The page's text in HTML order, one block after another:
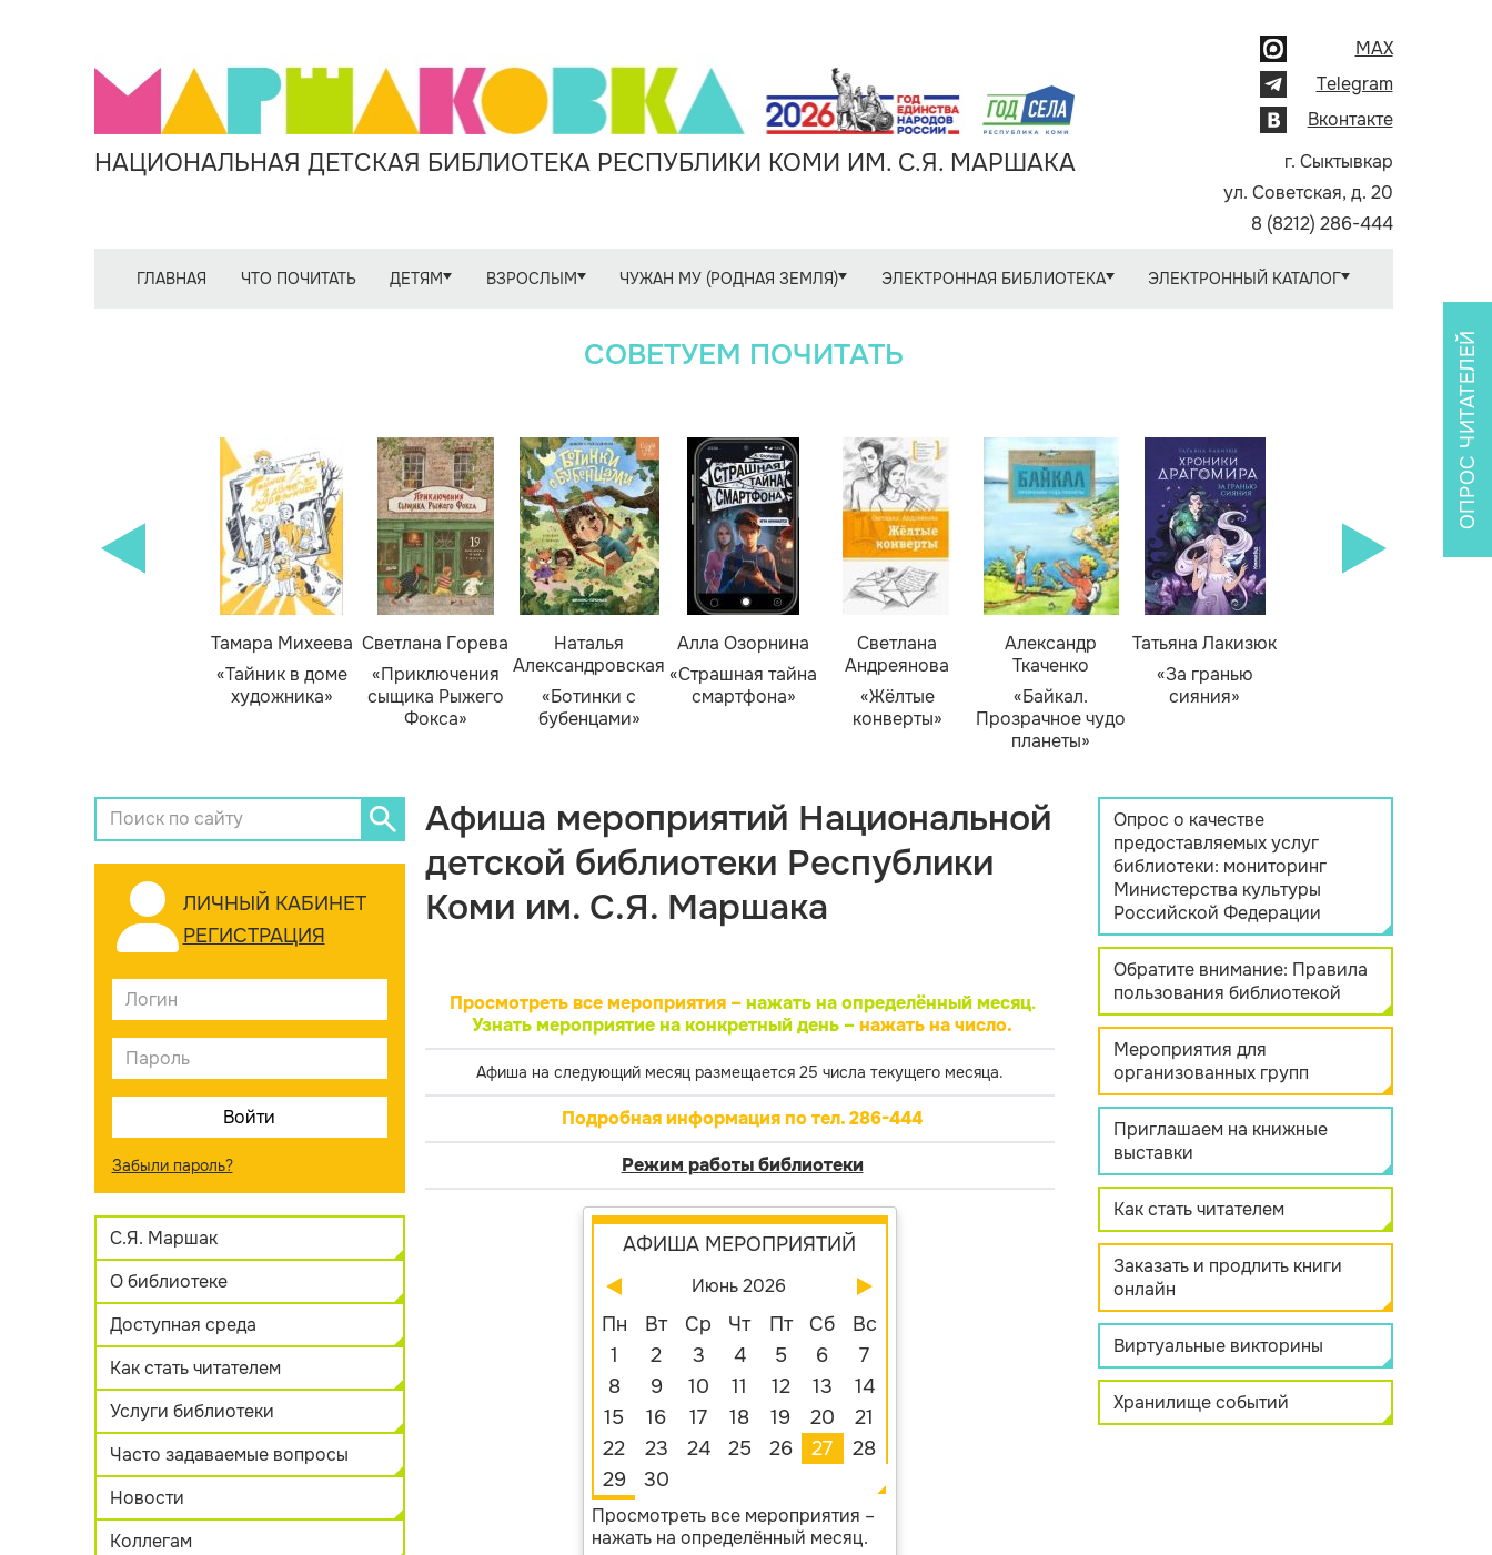
НАЦИОНАЛЬНАЯ ДЕТСКАЯ БИБЛИОТЕКА РЕСПУБЛИКИ КОМИ ИМ. С.Я. МАРШАКА
MAX
Telegram
Вконтакте
г. Сыктывкар
ул. Советская, д. 20
8 (8212) 286-444
ГЛАВНАЯ ЧТО ПОЧИТАТЬ ДЕТЯМ ВЗРОСЛЫМ ЧУЖАН МУ (РОДНАЯ ЗЕМЛЯ) ЭЛЕКТРОННАЯ БИБЛИОТЕКА ЭЛЕКТРОННЫЙ КАТАЛОГ
СОВЕТУЕМ ПОЧИТАТЬ
Тамара Михеева
«Тайник в доме
художника»
Светлана Горева
«Приключения
сыщика Рыжего
Фокса»
Наталья
Александровская
«Ботинки с
бубенцами»
Алла Озорнина
«Страшная тайна
смартфона»
Светлана
Андреянова
«Жёлтые
конверты»
Александр
Ткаченко
«Байкал.
Прозрачное чудо
планеты»
Татьяна Лакизюк
«За гранью
сияния»
ЛИЧНЫЙ КАБИНЕТ
РЕГИСТРАЦИЯ
Забыли пароль?
С.Я. Маршак
О библиотеке
Доступная среда
Как стать читателем
Услуги библиотеки
Часто задаваемые вопросы
Новости
Коллегам
Афиша мероприятий Национальной
детской библиотеки Республики
Коми им. С.Я. Маршака
Просмотреть все мероприятия – нажать на определённый месяц.
Узнать мероприятие на конкретный день –нажать на число.
Афиша на следующий месяц размещается 25 числа текущего месяца.
Подробная информация по тел. 286-444
Режим работы библиотеки
АФИША МЕРОПРИЯТИЙ
Июнь 2026
Пн Вт Ср Чт Пт Сб
Вс
1
2 3 4 5 6
7
8
9 10 11 12 13
14
15
16 17 18 19 20
21
22
23 24 25 26 27
28
29
30
Просмотреть все мероприятия –
нажать на определённый месяц.
ОПРОС ЧИТАТЕЛЕЙ
Опрос о качестве
предоставляемых услуг
библиотеки: мониторинг
Министерства культуры
Российской Федерации
Обратите внимание: Правила
пользования библиотекой
Мероприятия для
организованных групп
Приглашаем на книжные
выставки
Как стать читателем
Заказать и продлить книги
онлайн
Виртуальные викторины
Хранилище событий